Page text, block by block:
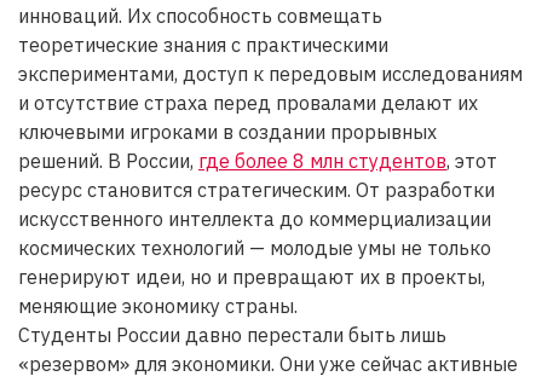
инноваций. Их способность совмещать
теоретические знания с практическими
экспериментами, доступ к передовым исследованиям
и отсутствие страха перед провалами делают их
ключевыми игроками в создании прорывных
решений. В России, где более 8 млн студентов, этот
ресурс становится стратегическим. От разработки
искусственного интеллекта до коммерциализации
космических технологий — молодые умы не только
генерируют идеи, но и превращают их в проекты,
меняющие экономику страны.
Студенты России давно перестали быть лишь
«резервом» для экономики. Они уже сейчас активные